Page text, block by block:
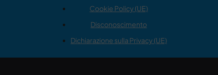
Cookie Policy (UE)
Disconoscimento
Dichiarazione sulla Privacy (UE)